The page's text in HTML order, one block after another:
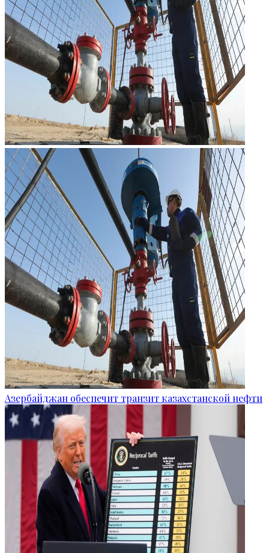
Азербайджан обеспечит транзит казахстанской нефти